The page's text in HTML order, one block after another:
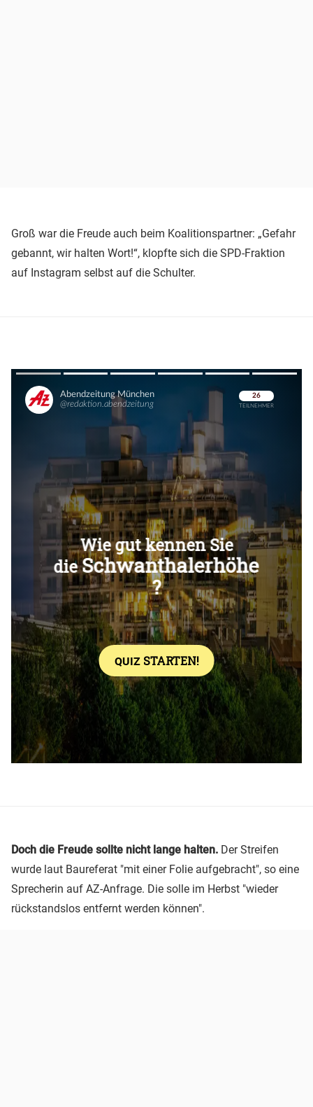
Groß war die Freude auch beim Koalitionspartner: „Gefahr
gebannt, wir halten Wort!“, klopfte sich die SPD-Fraktion
auf Instagram selbst auf die Schulter.
Überspringen
Überspringen
Doch die Freude sollte nicht lange halten. Der Streifen
wurde laut Baureferat "mit einer Folie aufgebracht", so eine
Sprecherin auf AZ-Anfrage. Die solle im Herbst "wieder
rückstandslos entfernt werden können".